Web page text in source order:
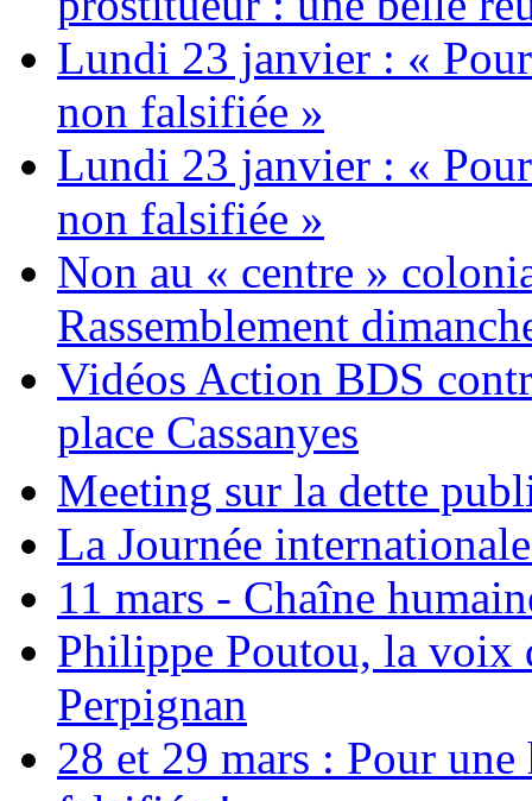
Lundi 23 janvier : «
non falsifiée »
Lundi 23 janvier : «
non falsifiée »
Non au « centre »
Rassemblement
Vidéos Action BDS
place Cassanyes
Meeting sur la dette
La Journée
11 mars - Chaîne
Philippe Poutou, la voix
Perpignan
28 et 29 mars : Pour